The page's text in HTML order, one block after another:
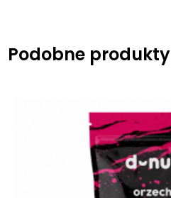
Podobne produkty